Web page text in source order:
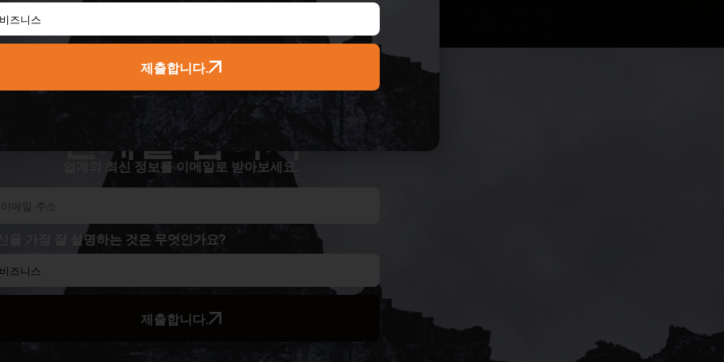
한계를 넘어서
업계의 최신 정보를 이메일로 받아보세요.
을 가장 잘 설명하는 것은 무엇인가요?
제출합니다.
제출합니다.